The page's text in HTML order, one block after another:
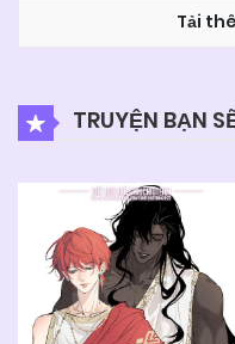
Tải
TRUYỆN BẠN